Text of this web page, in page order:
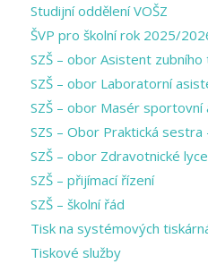
Studijní oddělení VOŠZ
ŠVP pro školní rok 2025/
SZŠ – obor Asistent zubního
SZŠ – obor Laboratorní
SZŠ – obor Masér sportovní
SZS – Obor Praktická
SZŠ – obor Zdravotnické
SZŠ – přijímací řízení
SZŠ – školní řád
Tisk na systémových
Tiskové služby